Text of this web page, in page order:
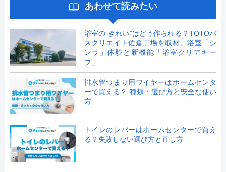
あわせて読みたい
浴室の”きれい”はどう作られる？TOTOバ
スクリエイト佐倉工場を取材。浴室「シ
ンラ」体験と新機能「浴室クリアキー
プ」
排水管つまり用ワイヤーはホームセンタ
ーで買える？ 種類・選び方と安全な使い
方
トイレのレバーはホームセンターで買え
る？失敗しない選び方と直し方